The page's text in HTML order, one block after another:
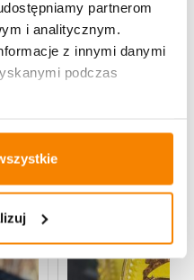
partnerom
i analitycznym.
z innymi danymi
podczas